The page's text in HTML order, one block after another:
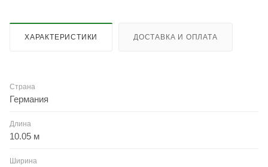
ХАРАКТЕРИСТИКИ ДОСТАВКА И ОПЛАТА
Страна
Германия
Длина
10.05 м
Ширина